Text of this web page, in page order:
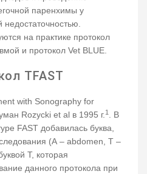
паренхимы у
недостаточностью.
на практике протокол
и протокол Vet BLUE.
ТFAST
with Sonography for
Rozycki et al в 1995 г.1 . В
FAST добавилась буква,
(А – abdomen, T –
Т, которая
данного протокола при